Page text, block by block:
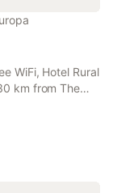
WiFi, Hotel Rural
km from The